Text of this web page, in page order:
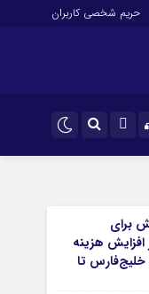
حریم شخصی کاربران
برای
افزایش هزینه
تا